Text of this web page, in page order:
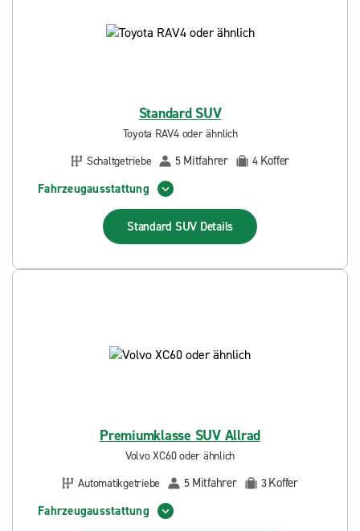
Standard SUV
Toyota RAV4 oder ähnlich
Schaltgetriebe
5 Mitfahrer 4 Koffer
Fahrzeugausstattung
Standard SUV Details
Premiumklasse SUV Allrad
Volvo XC60 oder ähnlich
Automatikgetriebe
5 Mitfahrer 3Koffer
Fahrzeugausstattung